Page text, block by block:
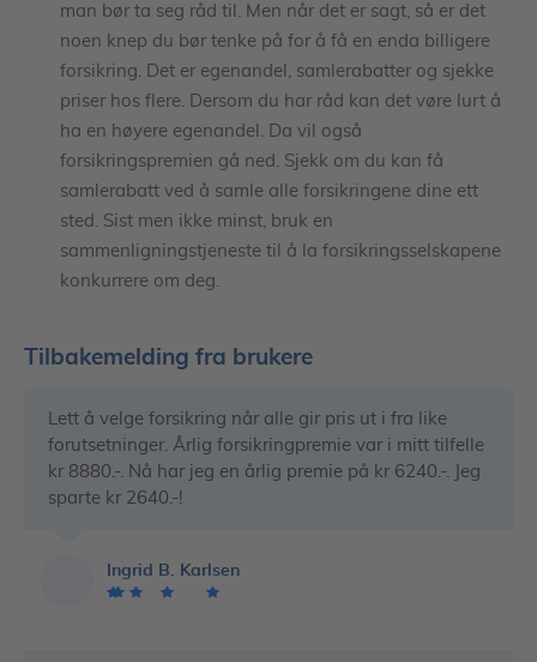
man bør ta seg råd til. Men når det er sagt, så er det
noen knep du bør tenke på for å få en enda billigere
forsikring. Det er egenandel, samlerabatter og sjekke
priser hos flere. Dersom du har råd kan det vøre lurt å
ha en høyere egenandel. Da vil også
forsikringspremien gå ned. Sjekk om du kan få
samlerabatt ved å samle alle forsikringene dine ett
sted. Sist men ikke minst, bruk en
sammenligningstjeneste til å la forsikringsselskapene
konkurrere om deg.
Tilbakemelding fra brukere
Lett å velge forsikring når alle gir pris ut i fra like
forutsetninger. Årlig forsikringpremie var i mitt tilfelle
kr 8880.-. Nå har jeg en årlig premie på kr 6240.-. Jeg
sparte kr 2640.-!
Ingrid B. Karlsen